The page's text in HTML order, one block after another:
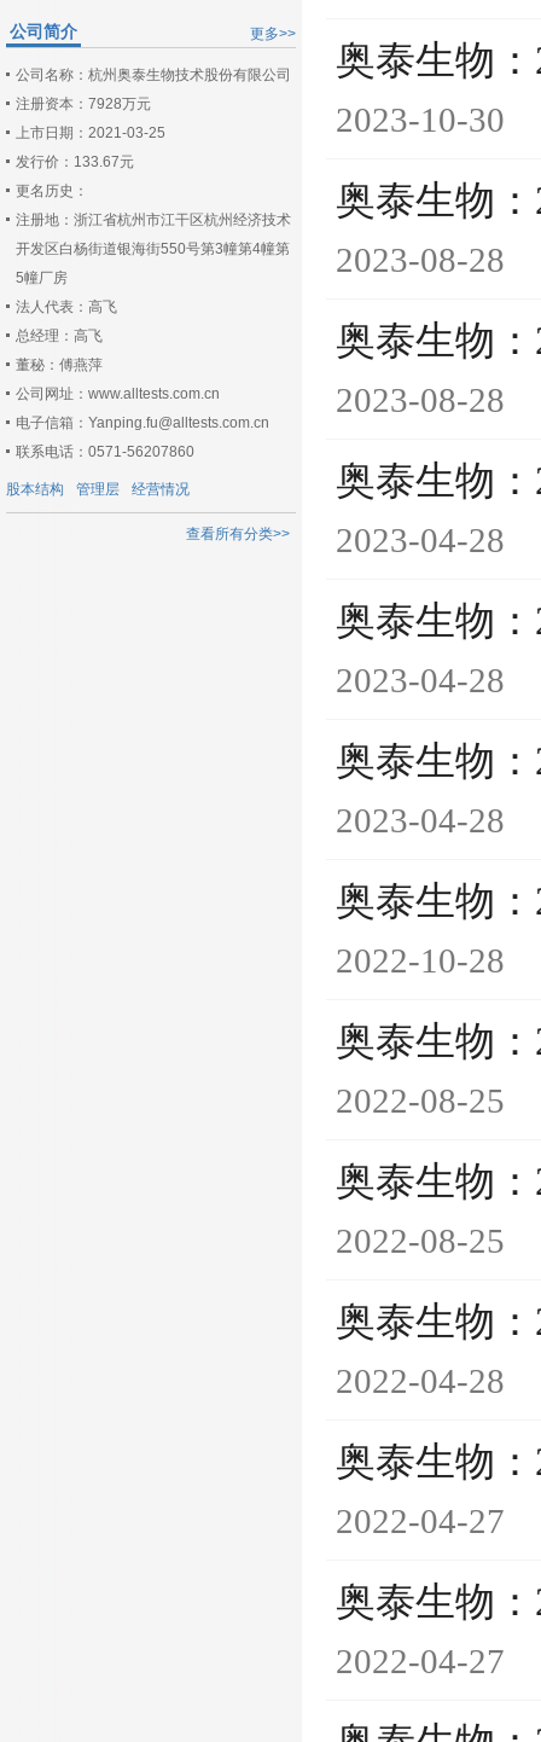
更多>>
公司简介
公司名称：杭州奥泰生物技术股份有限公司
注册资本：7928万元
上市日期：2021-03-25
发行价：133.67元
更名历史：
注册地：浙江省杭州市江干区杭州经济技术
开发区白杨街道银海街550号第3幢第4幢第
5幢厂房
法人代表：高飞
总经理：高飞
董秘：傅燕萍
公司网址：www.alltests.com.cn
电子信箱：Yanping.fu@alltests.com.cn
联系电话：0571-56207860
股本结构 管理层 经营情况
查看所有分类>>
奥泰生物
2023-10-30
奥泰生物
2023-08-28
奥泰生物
2023-08-28
奥泰生物
2023-04-28
奥泰生物
2023-04-28
奥泰生物
2023-04-28
奥泰生物
2022-10-28
奥泰生物
2022-08-25
奥泰生物
2022-08-25
奥泰生物
2022-04-28
奥泰生物
2022-04-27
奥泰生物
2022-04-27